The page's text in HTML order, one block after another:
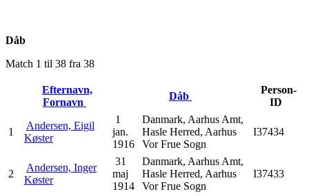
Dåb
Match 1 til 38 fra 38
Efternavn,
Fornavn
Dåb
Person-
ID
1
Andersen, Eigil
Køster
1
jan.
1916
Danmark, Aarhus Amt,
Hasle Herred, Aarhus
Vor Frue Sogn
I37434
2
Andersen, Inger
Køster
31
maj
1914
Danmark, Aarhus Amt,
Hasle Herred, Aarhus
Vor Frue Sogn
I37433